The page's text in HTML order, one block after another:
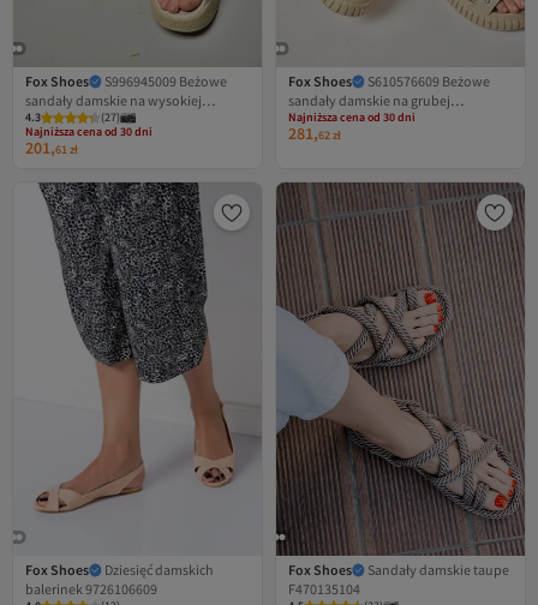
Fox Shoes
S996945009 Beżowe
sandały damskie na wysokiej
podeszwie
4.3 (27)
Najniższa cena od 30 dni
Darmowa wysyłka
Najniższa cena od 30 dni
201,61zł
Fox Shoes
S610576609 Beżowe
sandały damskie na grubej
podeszwie
Najniższa cena od 30 dni
Darmowa wysyłka
Najniższa cena od 30 dni
281,62zł
Fox Shoes
Dziesięć damskich
balerinek 9726106609
Fox Shoes
Sandały damskie taupe
F470135104